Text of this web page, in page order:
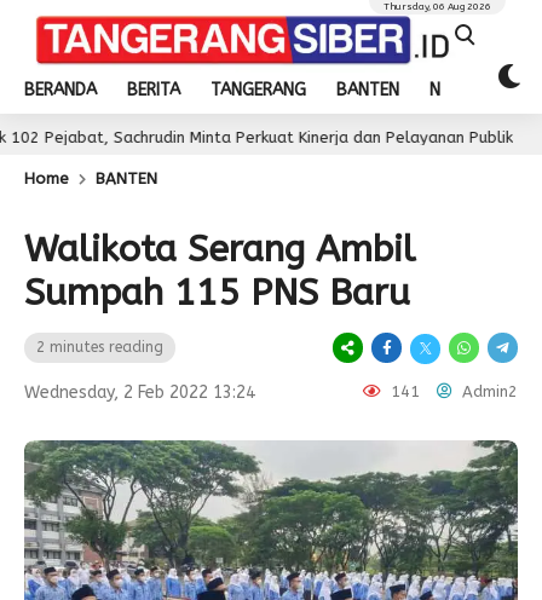
BERANDA BERITA TANGERANG BANTEN NASIONAL
Thursday, 06 Aug 2026
Sachrudin Minta Perkuat Kinerja dan Pelayanan Publik 3 day
Home BANTEN
Walikota Serang Ambil
Sumpah 115 PNS Baru
2 minutes reading
Wednesday, 2 Feb 2022 13:24 141 Admin2